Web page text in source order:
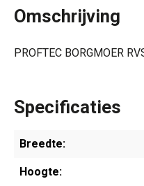
Omschrijving
PROFTEC BORGMOER
Specificaties
Breedte:
Hoogte: